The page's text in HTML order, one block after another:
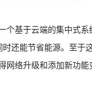
基于云端的集中式系
还能节省能源。至于
网络升级和添加新功